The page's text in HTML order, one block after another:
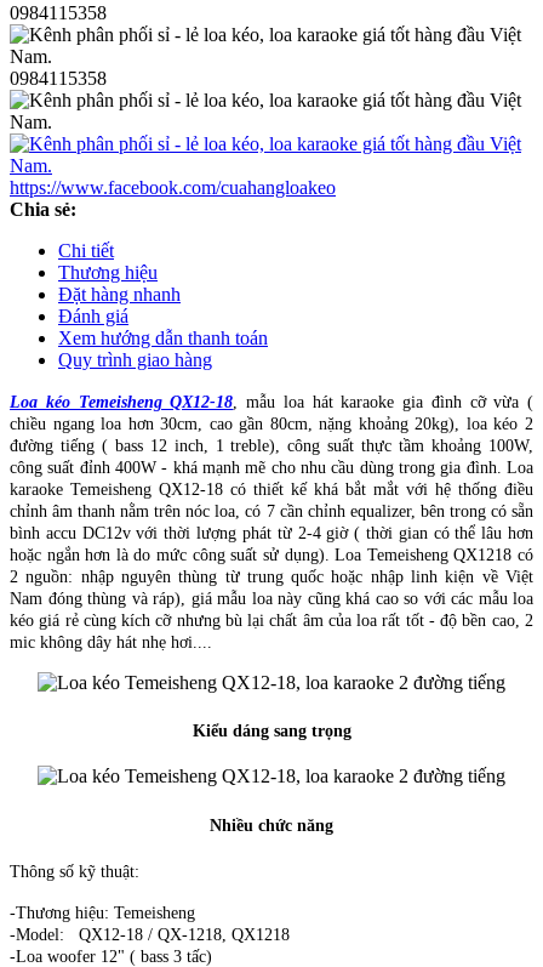
0984115358
0984115358
https://www.facebook.com/cuahangloakeo
Chia sẻ:
Chi tiết
Thương hiệu
Đặt hàng nhanh
Đánh giá
Xem hướng dẫn thanh toán
Quy trình giao hàng
Loa kéo Temeisheng QX12-18 , mẫu loa hát karaoke gia đình cỡ vừa (
chiều ngang loa hơn 30cm, cao gần 80cm, nặng khoảng 20kg), loa kéo 2
đường tiếng ( bass 12 inch, 1 treble), công suất thực tầm khoảng 100W,
công suất đỉnh 400W - khá mạnh mẽ cho nhu cầu dùng trong gia đình. Loa
karaoke Temeisheng QX12-18 có thiết kế khá bắt mắt với hệ thống điều
chỉnh âm thanh nằm trên nóc loa, có 7 cần chỉnh equalizer, bên trong có sẵn
bình accu DC12v với thời lượng phát từ 2-4 giờ ( thời gian có thể lâu hơn
hoặc ngắn hơn là do mức công suất sử dụng). Loa Temeisheng QX1218 có
2 nguồn: nhập nguyên thùng từ trung quốc hoặc nhập linh kiện về Việt
Nam đóng thùng và ráp), giá mẫu loa này cũng khá cao so với các mẫu loa
kéo giá rẻ cùng kích cỡ nhưng bù lại chất âm của loa rất tốt - độ bền cao, 2
mic không dây hát nhẹ hơi....
Kiểu dáng sang trọng
Nhiều chức năng
Thông số kỹ thuật:
-Thương hiệu: Temeisheng
-Model: QX12-18 / QX-1218, QX1218
-Loa woofer 12" ( bass 3 tấc)